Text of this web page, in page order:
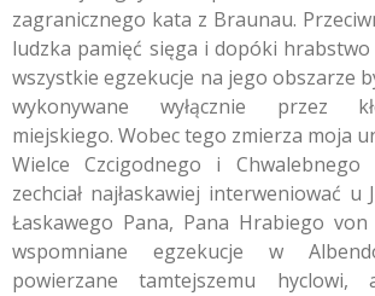
zagranicznego kata z Braunau.
ludzka pamięć sięga i dopóki hrabstwo
wszystkie egzekucje na jego obszarze
wykonywane wyłącznie przez
miejskiego. Wobec tego zmierza moja
Wielce Czcigodnego i
zechciał najłaskawiej interweniować u
Łaskawego Pana, Pana Hrabiego
wspomniane egzekucje w
powierzane tamtejszemu